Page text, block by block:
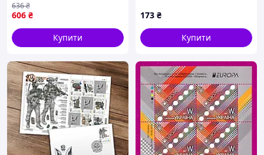
606 ₴
636₴
Купити
173 ₴
Купити